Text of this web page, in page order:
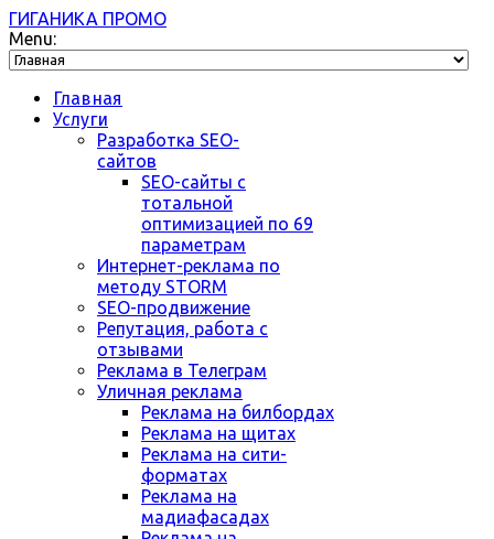
ГИГАНИКА ПРОМО
Menu:
Главная
Услуги
Разработка SEO-
сайтов
SEO-сайты с
тотальной
оптимизацией по 69
параметрам
Интернет-реклама по
методу STORM
SEO-продвижение
Репутация, работа с
отзывами
Реклама в Телеграм
Уличная реклама
Реклама на билбордах
Реклама на щитах
Реклама на сити-
форматах
Реклама на
мадиафасадах